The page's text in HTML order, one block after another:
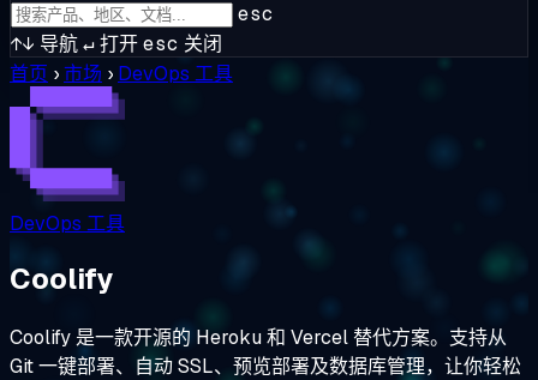
esc
↑↓ 导航↵打开esc 关闭
首页 ›市场 › DevOps 工具
DevOps 工具
Coolify
Coolify 是一款开源的 Heroku 和 Vercel 替代方案。支持从
Git 一键部署、自动 SSL、预览部署及数据库管理，让你轻松